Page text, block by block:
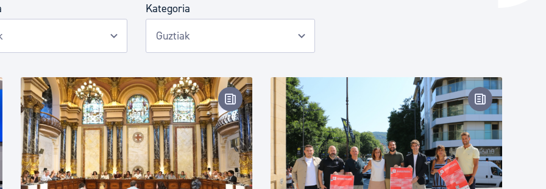
Berdintasuna, Giza Eskubideak eta bizikidetza
Turismoa
Kategoria
oharra Prentsa-oharra Prentsa-